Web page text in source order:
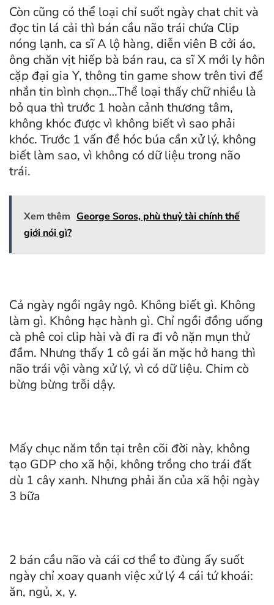
Còn cũng có thể loại chỉ suốt ngày chat chit và
đọc tin lá cải thì bán cầu não trái chứa Clip
nóng lạnh, ca sĩ A lộ hàng, diễn viên B cởi áo,
ông chăn vịt hiếp bà bán rau, ca sĩ X mới ly hôn
cặp đại gia Y, thông tin game show trên tivi để
nhắn tin bình chọn…Thể loại thấy chữ nhiều là
bỏ qua thì trước 1 hoàn cảnh thương tâm,
không khóc được vì không biết vì sao phải
khóc. Trước 1 vấn đề hóc búa cần xử lý, không
biết làm sao, vì không có dữ liệu trong não
trái.
Xem thêm George Soros, phù thuỷ tài chính thế
giới nói gì?
Cả ngày ngồi ngây ngô. Không biết gì. Không
làm gì. Không hạc hành gì. Chỉ ngồi đồng uống
cà phê coi clip hài và đi ra đi vô nặn mụn thử
đầm. Nhưng thấy 1 cô gái ăn mặc hở hang thì
não trái vội vàng xử lý, vì có dữ liệu. Chim cò
bừng bừng trỗi dậy.
Mấy chục năm tồn tại trên cõi đời này, không
tạo GDP cho xã hội, không trồng cho trái đất
dù 1 cây xanh. Nhưng phải ăn của xã hội ngày
3 bữa
2 bán cầu não và cái cơ thể to đùng ấy suốt
ngày chỉ xoay quanh việc xử lý 4 cái tứ khoái:
ăn, ngủ, x, y.